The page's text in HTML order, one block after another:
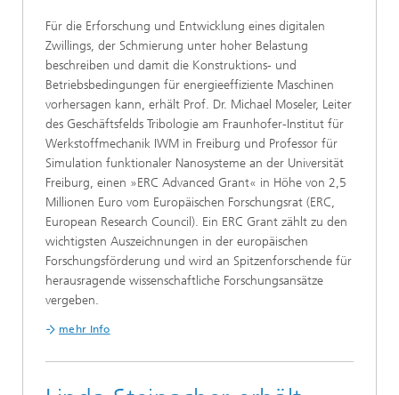
Für die Erforschung und Entwicklung eines digitalen
Zwillings, der Schmierung unter hoher Belastung
beschreiben und damit die Konstruktions- und
Betriebsbedingungen für energieeffiziente Maschinen
vorhersagen kann, erhält Prof. Dr. Michael Moseler, Leiter
des Geschäftsfelds Tribologie am Fraunhofer-Institut für
Werkstoffmechanik IWM in Freiburg und Professor für
Simulation funktionaler Nanosysteme an der Universität
Freiburg, einen »ERC Advanced Grant« in Höhe von 2,5
Millionen Euro vom Europäischen Forschungsrat (ERC,
European Research Council). Ein ERC Grant zählt zu den
wichtigsten Auszeichnungen in der europäischen
Forschungsförderung und wird an Spitzenforschende für
herausragende wissenschaftliche Forschungsansätze
vergeben.
mehr Info